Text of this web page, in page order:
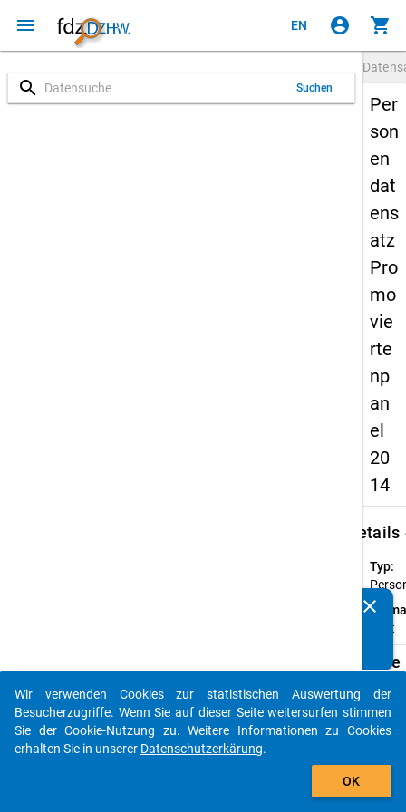
menu EN account_circle shopping_cart
search Suchen
Per
son
en
dat
ens
atz
Pro
mo
vie
rte
np
an
el
20
14
Details
Typ:
breit
Verfügbare
clear
auto_stories
add_shopping_cart
Wir verwenden Cookies zur statistischen Auswertung der
Besucherzugriffe. Wenn Sie auf dieser Seite weitersurfen stimmen
Sie der Cookie-Nutzung zu. Weitere Informationen zu Cookies
erhalten Sie in unserer Datenschutzerkärung.
OK